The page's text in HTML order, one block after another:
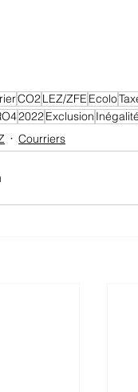
CO2LEZ/ZFE Ecolo
2022Exclusion Inégalité
Courriers